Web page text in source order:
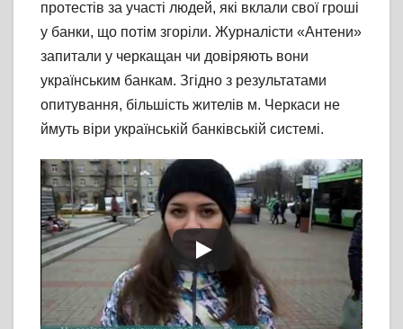
протестів за участі людей, які вклали свої гроші
у банки, що потім згоріли. Журналісти «Антени»
запитали у черкащан чи довіряють вони
українським банкам. Згідно з результатами
опитування, більшість жителів м. Черкаси не
ймуть віри українській банківській системі.